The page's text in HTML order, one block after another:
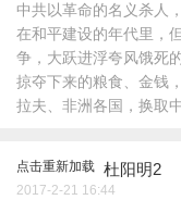
中共以革命的名义杀人
在和平建设的年代里，
争，大跃进浮夸风饿死
掠夺下来的粮食、金钱
拉夫、非洲各国，换取
点击重新加载 杜阳明2
2017-2-21 16:44